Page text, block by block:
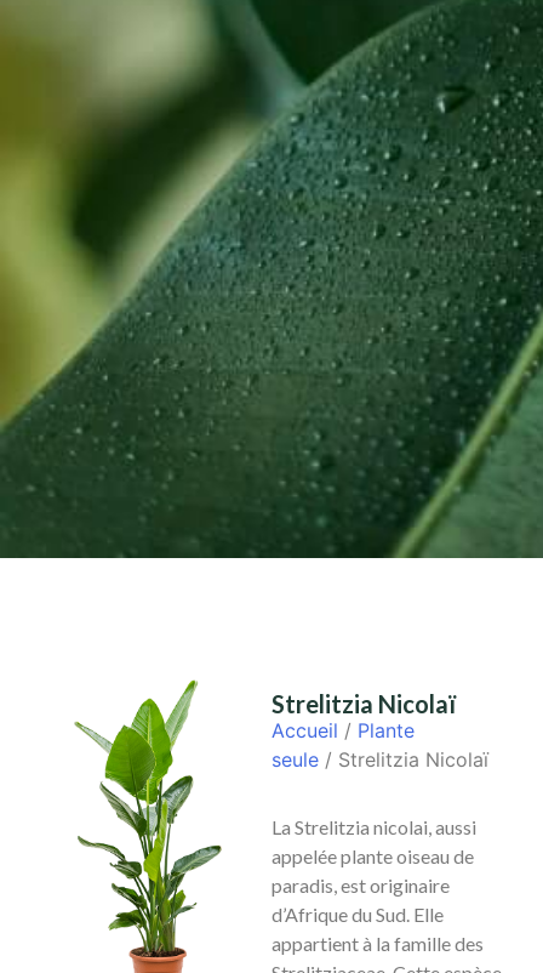
Strelitzia Nicolaï
Accueil / Plante
seule / Strelitzia Nicolaï
La Strelitzia nicolai, aussi
appeléeplante oiseau de
paradis, est originaire
d’Afrique du Sud. Elle
appartient à la famille des